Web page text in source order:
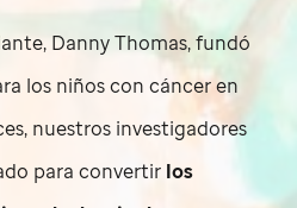
Danny Thomas, fundó
los niños con cáncer en
nuestros investigadores
para convertir los